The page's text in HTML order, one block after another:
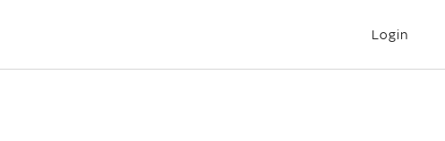
Login